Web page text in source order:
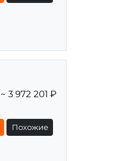
~ 3 972 201 ₽
Похожие